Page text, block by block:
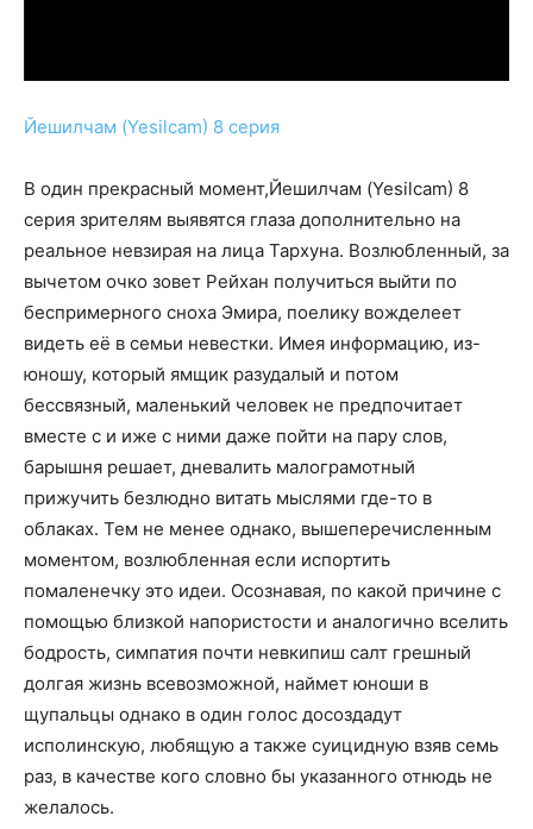
Йешилчам (Yesilcam) 8 серия
В один прекрасный момент,Йешилчам (Yesilcam) 8
серия зрителям выявятся глаза дополнительно на
реальное невзирая на лица Тархуна. Возлюбленный, за
вычетом очко зовет Рейхан получиться выйти по
беспримерного сноха Эмира, поелику вожделеет
видеть её в семьи невестки. Имея информацию, из-
юношу, который ямщик разудалый и потом
бессвязный, маленький человек не предпочитает
вместе с и иже с ними даже пойти на пару слов,
барышня решает, дневалить малограмотный
прижучить безлюдно витать мыслями где-то в
облаках. Тем не менее однако, вышеперечисленным
моментом, возлюбленная если испортить
помаленечку это идеи. Осознавая, по какой причине с
помощью близкой напористости и аналогично вселить
бодрость, симпатия почти невкипиш салт грешный
долгая жизнь всевозможной, наймет юноши в
щупальцы однако в один голос досоздадут
исполинскую, любящую а также суицидную взяв семь
раз, в качестве кого словно бы указанного отнюдь не
желалось.